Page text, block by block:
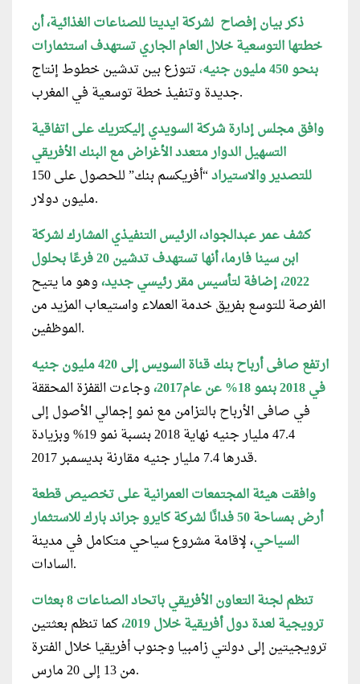
ذكر بيان إفصاح لشركة ايديتا للصناعات الغذائية، أن
خطتها التوسعية خلال العام الجاري تستهدف استثمارات
بنحو 450 مليون جنيه
،تتوزع بين تدشين خطوط إنتاج
جديدة وتنفيذ خطة توسعية في المغرب.
وافق مجلس إدارة شركة السويدي إليكتريك على اتفاقية
التسهيل الدوار متعدد الأغراض مع البنك الأفريقي
للتصدير والاستيراد
“أفريكسم بنك” للحصول على 150
مليون دولار.
كشف عمر عبدالجواد، الرئيس التنفيذي المشارك لشركة
ابن سينا فارما، أنها تستهدف تدشين 20 فرعًا بحلول
2022، إضافة لتأسيس مقر رئيسي جديد،
وهو ما يتيح
الفرصة للتوسع بفريق خدمة العملاء واستيعاب المزيد من
الموظفين.
ارتفع صافى أرباح بنك قناة السويس إلى 420 مليون جنيه
في 2018 بنمو 18% عن عام2017،
وجاءت القفزة المحققة
في صافى الأرباح بالتزامن مع نمو إجمالي الأصول إلى
47.4 مليار جنيه نهاية 2018 بنسبة نمو 19% وبزيادة
قدرها 7.4 مليار جنيه مقارنة بديسمبر 2017.
وافقت هيئة المجتمعات العمرانية على تخصيص قطعة
أرض بمساحة 50 فدانًا لشركة كايرو جراند بارك للاستثمار
السياحي، لإقامة مشروع سياحي متكامل في مدينة
السادات.
تنظم لجنة التعاون الأفريقي باتحاد الصناعات 8 بعثات
ترويجية لعدة دول أفريقية خلال 2019،
كما تنظم بعثتين
ترويجيتين إلى دولتي زامبيا وجنوب أفريقيا خلال الفترة
من 13 إلى 20 مارس.